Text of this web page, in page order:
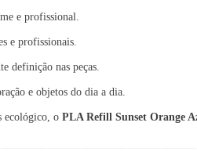
e profissional.
e profissionais.
definição nas peças.
e objetos do dia a dia.
ecológico, o PLA Refill Sunset Orange